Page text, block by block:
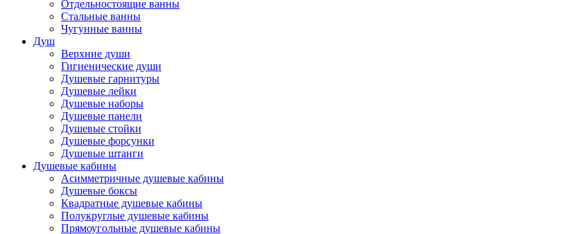
Отдельностоящие ванны
Стальные ванны
Чугунные ванны
Душ
Верхние души
Гигиенические души
Душевые гарнитуры
Душевые лейки
Душевые наборы
Душевые панели
Душевые стойки
Душевые форсунки
Душевые штанги
Душевые кабины
Асимметричные душевые кабины
Душевые боксы
Квадратные душевые кабины
Полукруглые душевые кабины
Прямоугольные душевые кабины